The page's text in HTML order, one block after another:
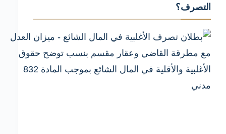
تعذر
الاتفاق
بين
الورثة
التصرف؟